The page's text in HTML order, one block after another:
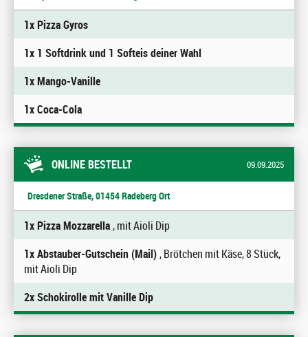
1x Pizza Gyros
1x 1 Softdrink und 1 Softeis deiner Wahl
1x Mango-Vanille
1x Coca-Cola
ONLINE BESTELLT 09.09.2025
Dresdener Straße, 01454 Radeberg Ort
1x Pizza Mozzarella, mit Aioli Dip
1x Abstauber-Gutschein (Mail), Brötchen mit Käse, 8 Stück,
mit Aioli Dip
2x Schokirolle mit Vanille Dip